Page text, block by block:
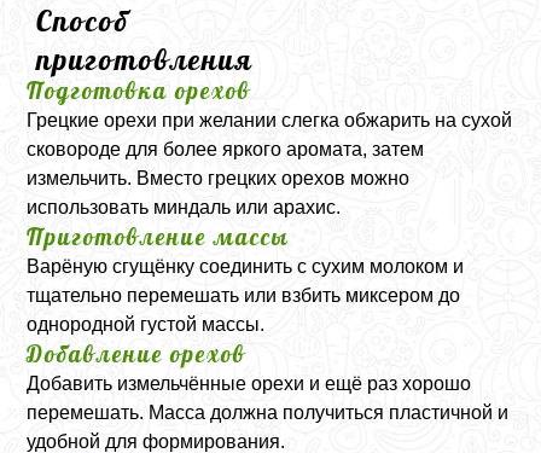
Способ
приготовления
Подготовка орехов
Грецкие орехи при желании слегка обжарить на сухой
сковороде для более яркого аромата, затем
измельчить. Вместо грецких орехов можно
использовать миндаль или арахис.
Приготовление массы
Варёную сгущёнку соединить с сухим молоком и
тщательно перемешать или взбить миксером до
однородной густой массы.
Добавление орехов
Добавить измельчённые орехи и ещё раз хорошо
перемешать. Масса должна получиться пластичной и
удобной для формирования.